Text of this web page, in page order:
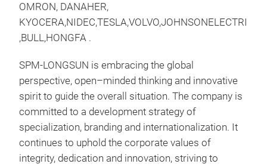
OMRON, DANAHER,
KYOCERA,NIDEC,TESLA,
,BULL,HONGFA .
SPM-LONGSUN is embracing the global
perspective, open–minded thinking and innovative
spirit to guide the overall situation. The company is
committed to a development strategy of
specialization, branding and internationalization. It
continues to uphold the corporate values of
integrity, dedication and innovation, striving to